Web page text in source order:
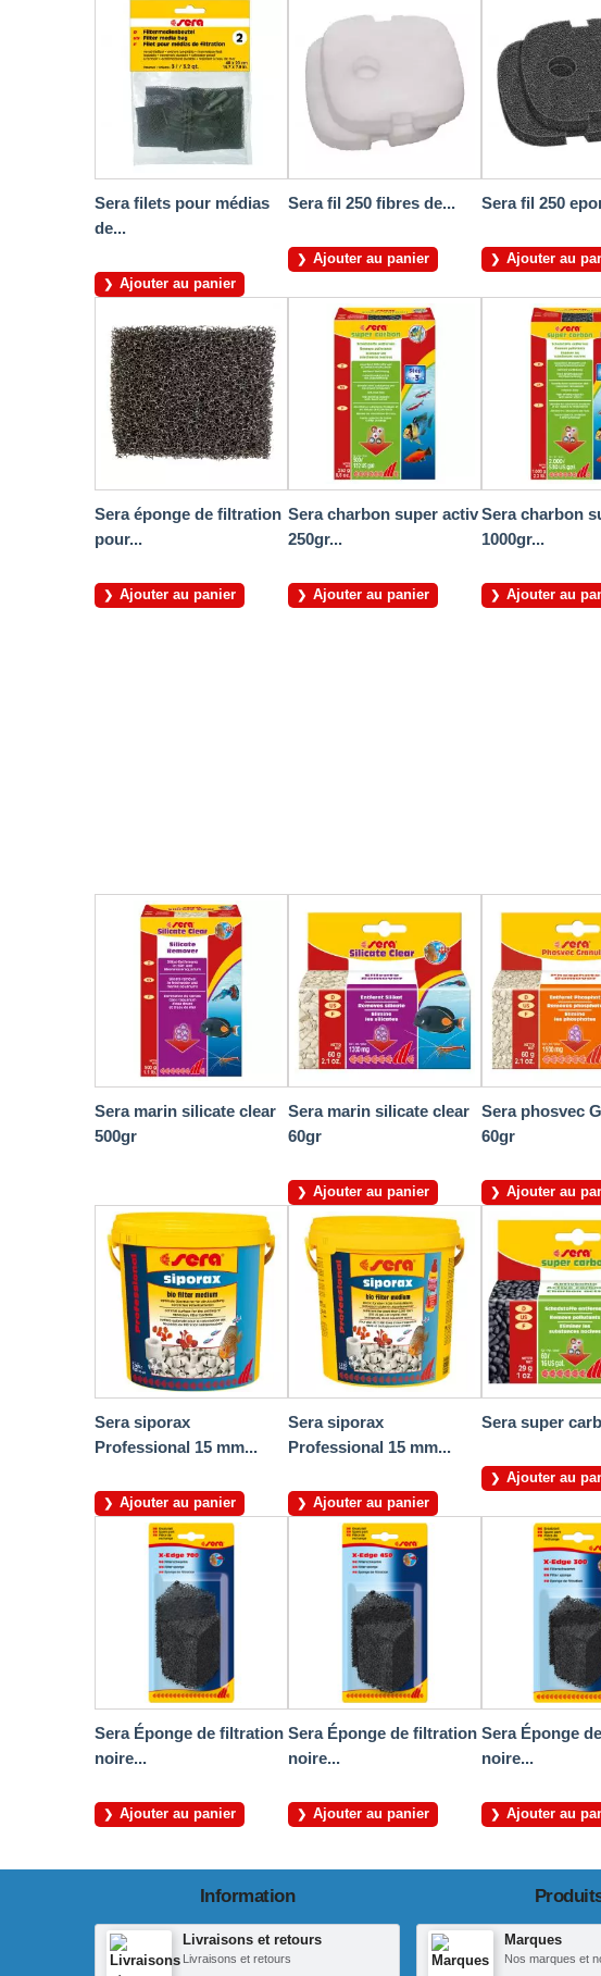
Sera filets pour médias
de...
Ajouter au panier
Sera fil 250 fibres de...
Ajouter au panier
Sera fil 250
Ajouter au
Sera éponge de filtration
pour...
Ajouter au panier
Sera charbon super activ
250gr...
Ajouter au panier
Sera charbon
1000gr...
Ajouter au
Sera marin silicate clear
500gr
Sera marin silicate clear
60gr
Ajouter au panier
Sera phosvec
60gr
Ajouter au
Sera siporax
Professional 15 mm...
Ajouter au panier
Sera siporax
Professional 15 mm...
Ajouter au panier
Sera super
Ajouter au
Sera Éponge de filtration
noire...
Ajouter au panier
Sera Éponge de filtration
noire...
Ajouter au panier
Sera Éponge
noire...
Ajouter au
Information
Livraisons et retours
Livraisons et retours
Marques
Nos marques et